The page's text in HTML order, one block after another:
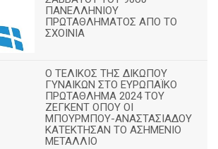
ΠΑΝΕΛΛΗΝΙΟΥ
ΠΡΩΤΑΘΛΗΜΑΤΟΣ ΑΠΟ ΤΟ
ΣΧΟΙΝΙΑ
Ο ΤΕΛΙΚΟΣ ΤΗΣ ΔΙΚΩΠΟΥ
ΓΥΝΑΙΚΩΝ ΣΤΟ ΕΥΡΩΠΑΪΚΟ
ΠΡΩΤΑΘΛΗΜΑ 2024 ΤΟΥ
ΖΕΓΚΕΝΤ ΟΠΟΥ ΟΙ
ΜΠΟΥΡΜΠΟΥ-ΑΝΑΣΤΑΣΙΑΔΟΥ
ΚΑΤΕΚΤΗΣΑΝ ΤΟ ΑΣΗΜΕΝΙΟ
ΜΕΤΑΛΛΙΟ